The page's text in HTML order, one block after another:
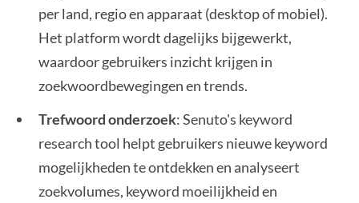
per land, regio en apparaat (desktop of mobiel).
Het platform wordt dagelijks bijgewerkt,
waardoor gebruikers inzicht krijgen in
zoekwoordbewegingen en trends.
Trefwoord onderzoek: Senuto's keyword
research tool helpt gebruikers nieuwe keyword
mogelijkheden te ontdekken en analyseert
zoekvolumes, keyword moeilijkheid en